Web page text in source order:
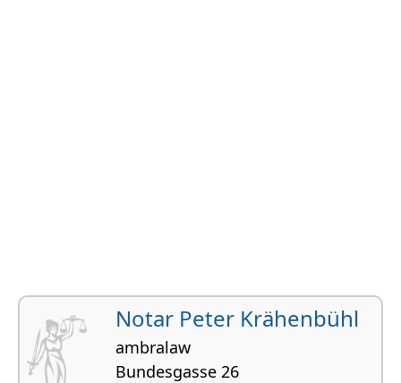
Notar Peter Krähenbühl
ambralaw
Bundesgasse 26